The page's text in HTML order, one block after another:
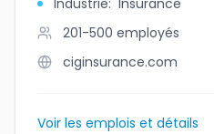
Industrie: Insurance
201-500 employés
ciginsurance.com
Voir les emplois et détails